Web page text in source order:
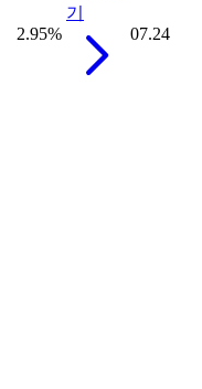
2.95%
기
07.24